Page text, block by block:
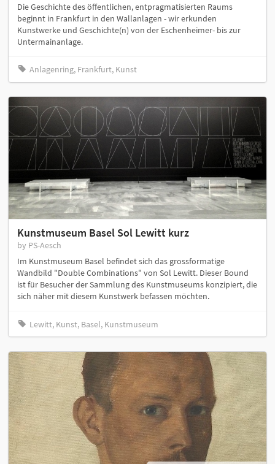
Die Geschichte des öffentlichen, entpragmatisierten Raums
beginnt in Frankfurt in den Wallanlagen - wir erkunden
Kunstwerke und Geschichte(n) von der Eschenheimer- bis zur
Untermainanlage.
Anlagenring, Frankfurt, Kunst
Kunstmuseum Basel Sol Lewitt kurz
by PS-Aesch
Im Kunstmuseum Basel befindet sich das grossformatige
Wandbild "Double Combinations" von Sol Lewitt. Dieser Bound
ist für Besucher der Sammlung des Kunstmuseums konzipiert, die
sich näher mit diesem Kunstwerk befassen möchten.
Lewitt, Kunst, Basel, Kunstmuseum